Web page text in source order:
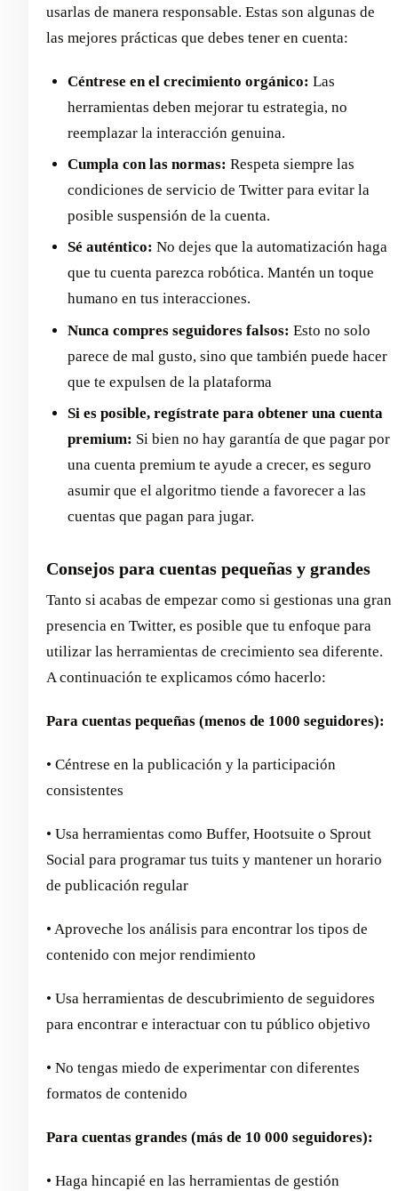
usarlas de manera responsable. Estas son algunas de
las mejores prácticas que debes tener en cuenta:
Céntrese en el crecimiento orgánico: Las
herramientas deben mejorar tu estrategia, no
reemplazar la interacción genuina.
Cumpla con las normas: Respeta siempre las
condiciones de servicio de Twitter para evitar la
posible suspensión de la cuenta.
Sé auténtico: No dejes que la automatización haga
que tu cuenta parezca robótica. Mantén un toque
humano en tus interacciones.
Nunca compres seguidores falsos: Esto no solo
parece de mal gusto, sino que también puede hacer
que te expulsen de la plataforma
Si es posible, regístrate para obtener una cuenta
premium: Si bien no hay garantía de que pagar por
una cuenta premium te ayude a crecer, es seguro
asumir que el algoritmo tiende a favorecer a las
cuentas que pagan para jugar.
Consejos para cuentas pequeñas y grandes
Tanto si acabas de empezar como si gestionas una gran
presencia en Twitter, es posible que tu enfoque para
utilizar las herramientas de crecimiento sea diferente.
A continuación te explicamos cómo hacerlo:
Para cuentas pequeñas (menos de 1000 seguidores):
• Céntrese en la publicación y la participación
consistentes
• Usa herramientas como Buffer, Hootsuite o Sprout
Social para programar tus tuits y mantener un horario
de publicación regular
• Aproveche los análisis para encontrar los tipos de
contenido con mejor rendimiento
• Usa herramientas de descubrimiento de seguidores
para encontrar e interactuar con tu público objetivo
• No tengas miedo de experimentar con diferentes
formatos de contenido
Para cuentas grandes (más de 10 000 seguidores):
• Haga hincapié en las herramientas de gestión